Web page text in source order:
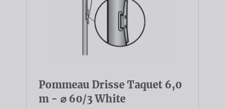
Pommeau Drisse Taquet 6,0
m - ⌀ 60/3 White